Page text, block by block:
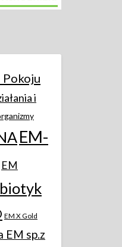
Pokoju
i
EM-
EM
EM X Gold
EM sp.z